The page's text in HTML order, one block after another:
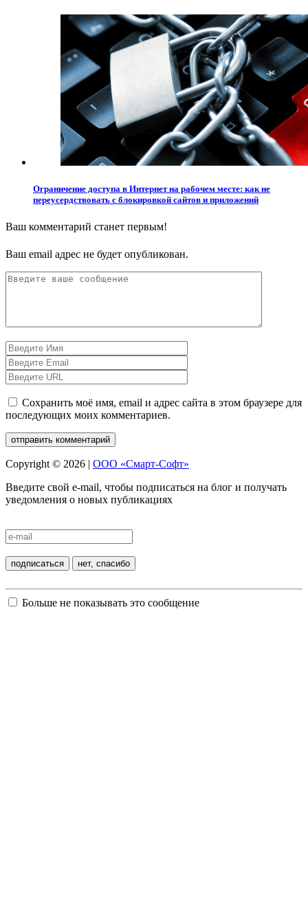
Ограничение доступа в Интернет на рабочем месте: как не
переусердствовать с блокировкой сайтов и приложений
Ваш комментарий станет первым!
Ваш email адрес не будет опубликован.
Сохранить моё имя, email и адрес сайта в этом браузере для
последующих моих комментариев.
Copyright © 2026 | ООО «Смарт-Софт»
Введите свой e-mail, чтобы подписаться на блог и получать
уведомления о новых публикациях
Больше не показывать это сообщение